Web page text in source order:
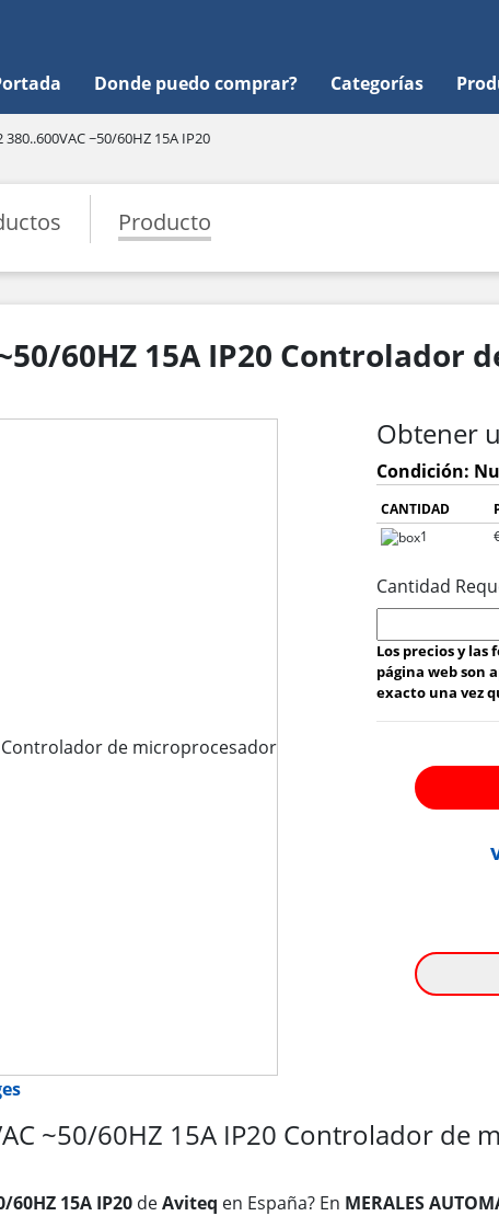
Donde puedo comprar? Categorías
380..600VAC ~50/60HZ 15A IP20
Producto
~50/60HZ 15A IP20 Controlador
Obtener
Condición:
CANTIDAD
1
Cantidad
Los precios y
página web son
exacto una vez
~50/60HZ 15A IP20 Controlador de
60HZ 15A IP20 deAviteq en España? En MERALES